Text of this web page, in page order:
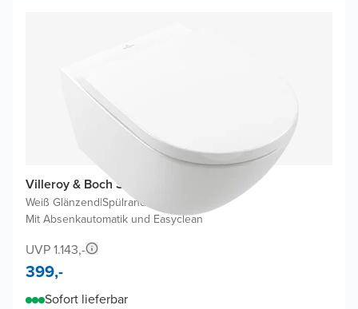
Villeroy & Boch Subway 3.0 Hänge WC
Weiß Glänzend|Spülrandlos
Mit Absenkautomatik und Easyclean
UVP 1.143,-
399,-
Sofort lieferbar